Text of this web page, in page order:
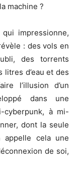
machine ?
impressionne,
: des vols en
des torrents
litres d’eau et des
l’illusion d’un
dans une
cyberpunk, à mi-
dont la seule
cela une
de soi,